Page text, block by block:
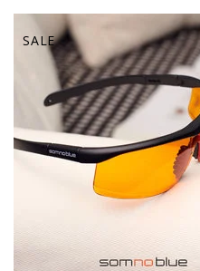
SALE